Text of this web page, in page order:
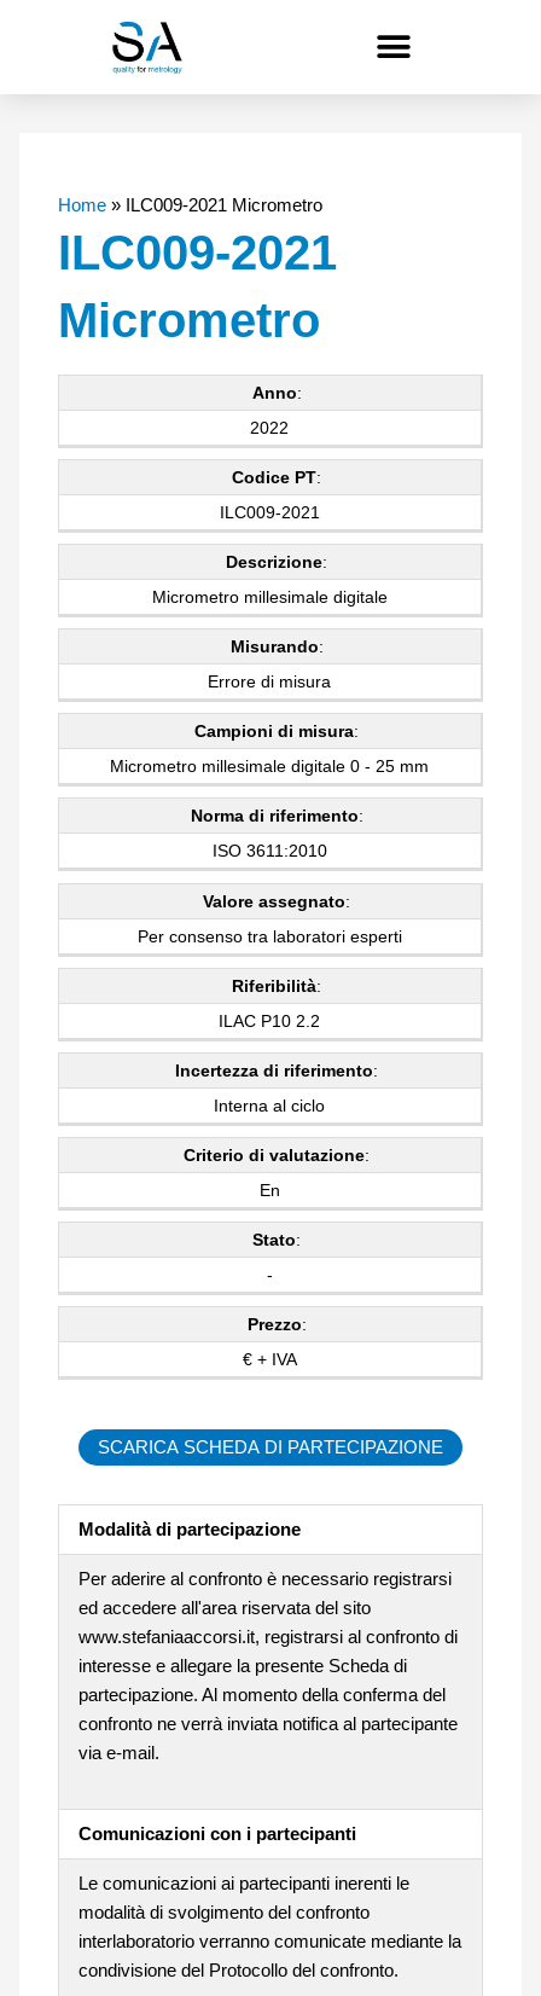
Home» ILC009-2021 Micrometro
ILC009-2021
Micrometro
Anno:
2022
Codice PT:
ILC009-2021
Descrizione:
Micrometro millesimale digitale
Misurando:
Errore di misura
Campioni di misura:
Micrometro millesimale digitale 0 - 25 mm
Norma di riferimento:
ISO 3611:2010
Valore assegnato:
Per consenso tra laboratori esperti
Riferibilità:
ILAC P10 2.2
Incertezza di riferimento:
Interna al ciclo
Criterio di valutazione:
En
Stato:
-
Prezzo:
€ + IVA
SCARICA SCHEDA DI PARTECIPAZIONE
Modalità di partecipazione
Per aderire al confronto è necessario registrarsi
ed accedere all'area riservata del sito
www.stefaniaaccorsi.it, registrarsi al confronto di
interesse e allegare la presente Scheda di
partecipazione. Al momento della conferma del
confronto ne verrà inviata notifica al partecipante
via e-mail.
Comunicazioni con i partecipanti
Le comunicazioni ai partecipanti inerenti le
modalità di svolgimento del confronto
interlaboratorio verranno comunicate mediante la
condivisione del Protocollo del confronto.